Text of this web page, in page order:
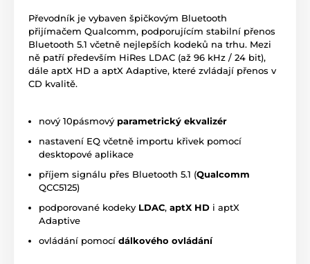
Převodník je vybaven špičkovým Bluetooth
přijímačem Qualcomm, podporujícím stabilní přenos
Bluetooth 5.1 včetně nejlepších kodeků na trhu. Mezi
ně patří především HiRes LDAC (až 96 kHz / 24 bit),
dále aptX HD a aptX Adaptive, které zvládají přenos v
CD kvalitě.
nový 10pásmový parametrický ekvalizér
nastavení EQ včetně importu křivek pomocí
desktopové aplikace
příjem signálu přes Bluetooth 5.1 (Qualcomm
QCC5125)
podporované kodeky LDAC, aptX HD i aptX
Adaptive
ovládání pomocí dálkového ovládání